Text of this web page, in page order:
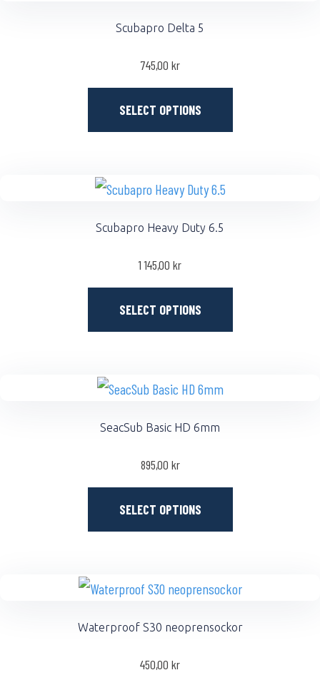
Scubapro Delta 5
745,00 kr
SELECT OPTIONS
Scubapro Heavy Duty 6.5
1 145,00 kr
SELECT OPTIONS
SeacSub Basic HD 6mm
895,00 kr
SELECT OPTIONS
Waterproof S30 neoprensockor
450,00 kr